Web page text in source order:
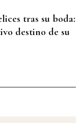
tras su boda:
destino de su